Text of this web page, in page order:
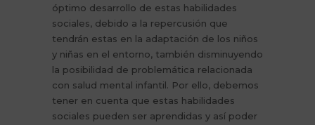
óptimo desarrollo de estas habilidades
sociales, debido a la repercusión que
tendrán estas en la adaptación de los niños
y niñas en el entorno, también disminuyendo
la posibilidad de problemática relacionada
con salud mental infantil. Por ello, debemos
tener en cuenta que estas habilidades
sociales pueden ser aprendidas y así poder